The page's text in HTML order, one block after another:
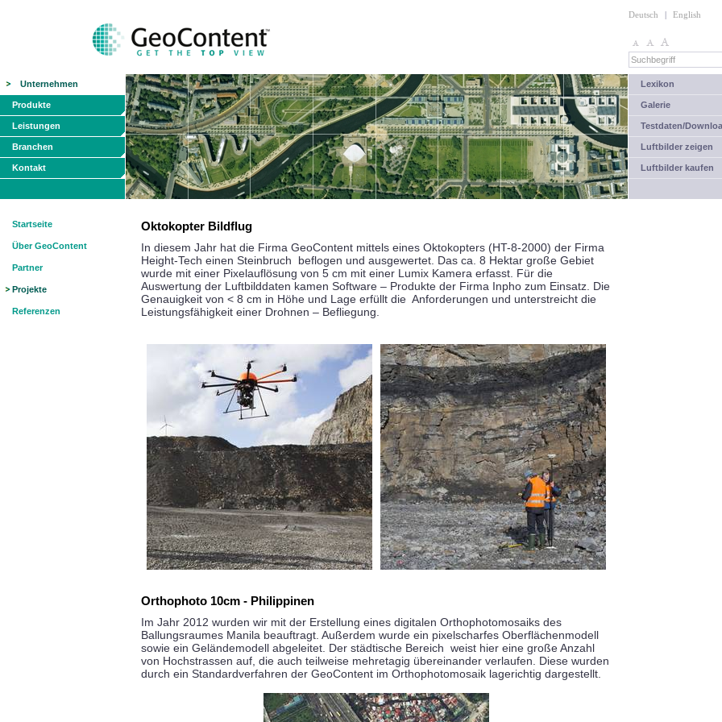
Deutsch | English
Unternehmen
Produkte
Leistungen
Branchen
Kontakt
Lexikon
Galerie
Testdaten/
Luftbilder zeigen
Luftbilder kaufen
Startseite
Über GeoContent
Partner
Projekte
Referenzen
Oktokopter Bildflug
In diesem Jahr hat die Firma GeoContent mittels eines Oktokopters (HT-8-2000) der Firma
Height-Tech einen Steinbruch beflogen und ausgewertet. Das ca. 8 Hektar große Gebiet
wurde mit einer Pixelauflösung von 5 cm mit einer Lumix Kamera erfasst. Für die
Auswertung der Luftbilddaten kamen Software – Produkte der Firma Inpho zum Einsatz. Die
Genauigkeit von < 8 cm in Höhe und Lage erfüllt die Anforderungen und unterstreicht die
Leistungsfähigkeit einer Drohnen – Befliegung.
Orthophoto 10cm - Philippinen
Im Jahr 2012 wurden wir mit der Erstellung eines digitalen Orthophotomosaiks des
Ballungsraumes Manila beauftragt. Außerdem wurde ein pixelscharfes Oberflächenmodell
sowie ein Geländemodell abgeleitet. Der städtische Bereich weist hier eine große Anzahl
von Hochstrassen auf, die auch teilweise mehretagig übereinander verlaufen. Diese wurden
durch ein Standardverfahren der GeoContent im Orthophotomosaik lagerichtig dargestellt.